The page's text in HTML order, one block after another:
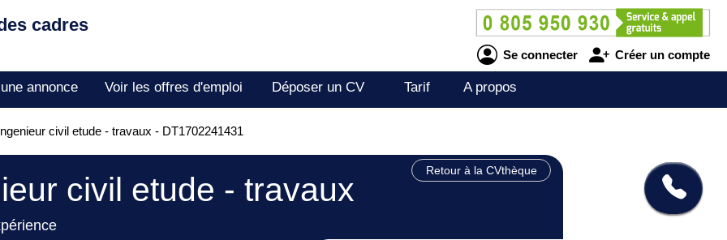
cadres
Se connecter Créer un compte
annonce Voir les offres d'emploi Déposer un CV Tarif A propos
civil etude - travaux - DT1702241431
Retour à la CVthèque
civil etude - travaux